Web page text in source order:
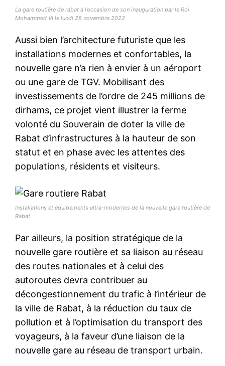
La gare routière de rabat à l’occasion de son inauguration par le Roi
Mohammed VI le lundi 28 novembre 2022
Aussi bien l’architecture futuriste que les
installations modernes et confortables, la
nouvelle gare n’a rien à envier à un aéroport
ou une gare de TGV. Mobilisant des
investissements de l’ordre de 245 millions de
dirhams, ce projet vient illustrer la ferme
volonté du Souverain de doter la ville de
Rabat d’infrastructures à la hauteur de son
statut et en phase avec les attentes des
populations, résidents et visiteurs.
Installations et équipements ultra-modernes de la nouvelle gare routière de
Rabat
Par ailleurs, la position stratégique de la
nouvelle gare routière et sa liaison au réseau
des routes nationales et à celui des
autoroutes devra contribuer au
décongestionnement du trafic à l’intérieur de
la ville de Rabat, à la réduction du taux de
pollution et à l’optimisation du transport des
voyageurs, à la faveur d’une liaison de la
nouvelle gare au réseau de transport urbain.